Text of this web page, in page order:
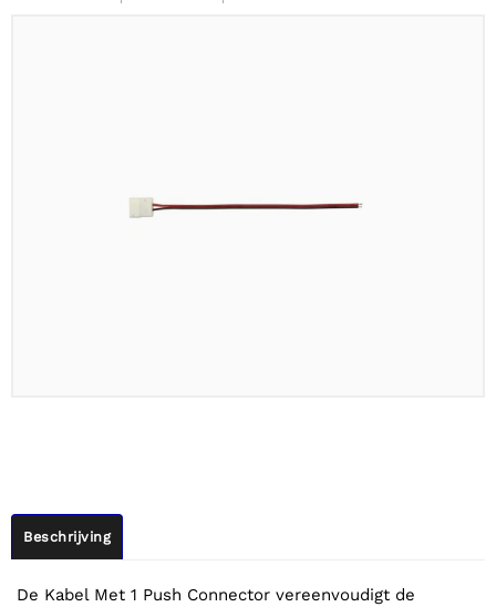
Beschrijving
De Kabel Met 1 Push Connector vereenvoudigt de